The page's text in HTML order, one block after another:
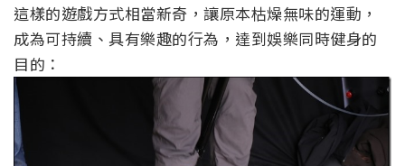
這樣的遊戲方式相當新奇，讓原本枯燥無味的運動，
成為可持續、具有樂趣的行為，達到娛樂同時健身的
目的：